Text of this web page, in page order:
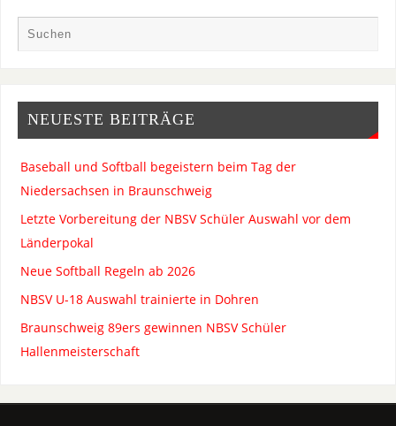
NEUESTE BEITRÄGE
Baseball und Softball begeistern beim Tag der
Niedersachsen in Braunschweig
Letzte Vorbereitung der NBSV Schüler Auswahl vor dem
Länderpokal
Neue Softball Regeln ab 2026
NBSV U-18 Auswahl trainierte in Dohren
Braunschweig 89ers gewinnen NBSV Schüler
Hallenmeisterschaft